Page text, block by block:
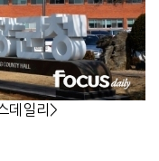
데일리>